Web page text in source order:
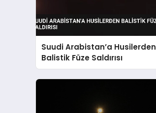
Suudi Arabistan’a Husilerden
Balistik Füze Saldırısı